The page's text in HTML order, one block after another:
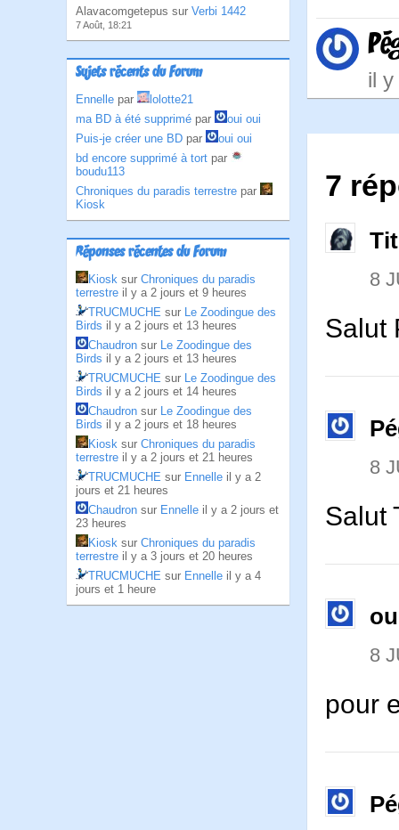
Alavacomgetepus sur Verbi 1442
7 Août, 18:21
Sujets récents du Forum
Ennelle par
lolotte21
ma BD à été supprimé par
oui oui
Puis-je créer une BD par
oui oui
bd encore supprimé à tort par
boudu113
Chroniques du paradis terrestre par
Kiosk
Réponses récentes du Forum
Kiosk sur Chroniques du paradis
terrestre il y a 2 jours et 9 heures
TRUCMUCHE sur Le Zoodingue des
Birds il y a 2 jours et 13 heures
Chaudron sur Le Zoodingue des
Birds il y a 2 jours et 13 heures
TRUCMUCHE sur Le Zoodingue des
Birds il y a 2 jours et 14 heures
Chaudron sur Le Zoodingue des
Birds il y a 2 jours et 18 heures
Kiosk sur Chroniques du paradis
terrestre il y a 2 jours et 21 heures
TRUCMUCHE sur Ennelle il y a 2
jours et 21 heures
Chaudron sur Ennelle il y a 2 jours et
23 heures
Kiosk sur Chroniques du paradis
terrestre il y a 3 jours et 20 heures
TRUCMUCHE sur Ennelle il y a 4
jours et 1 heure
il
7
8
Salut
8
Salut
8
pour